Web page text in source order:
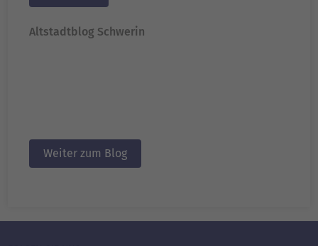
Altstadtblog Schwerin
Weiter zum Blog